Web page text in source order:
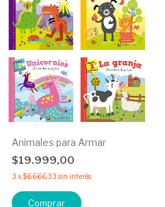
Animales para Armar
$19.999,00
3 x$6.666,33 sin interés
Comprar